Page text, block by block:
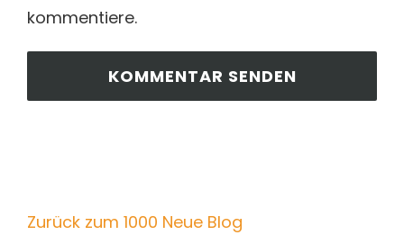
kommentiere.
Zurück zum 1000 Neue Blog